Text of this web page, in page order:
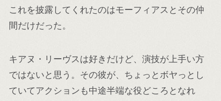
これを披露してくれたのはモーフィアスとその仲
間だけだった。
キアヌ・リーヴスは好きだけど、演技が上手い方
ではないと思う。その彼が、ちょっとボヤっとし
ていてアクションも中途半端な役どころとなれ